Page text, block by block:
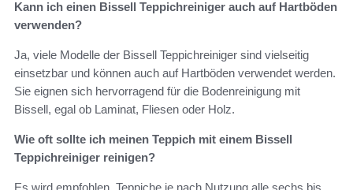
Kann ich einen Bissell Teppichreiniger auch auf Hartböden
verwenden?
Ja, viele Modelle der Bissell Teppichreiniger sind vielseitig
einsetzbar und können auch auf Hartböden verwendet werden.
Sie eignen sich hervorragend für die Bodenreinigung mit
Bissell, egal ob Laminat, Fliesen oder Holz.
Wie oft sollte ich meinen Teppich mit einem Bissell
Teppichreiniger reinigen?
Es wird empfohlen, Teppiche je nach Nutzung alle sechs bis